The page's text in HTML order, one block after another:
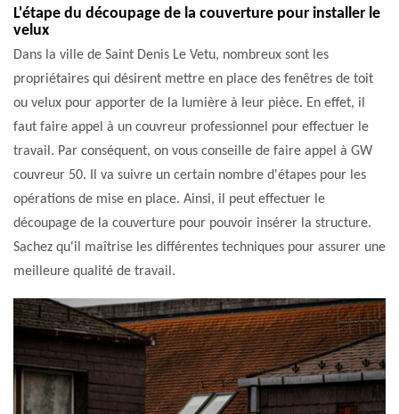
L'étape du découpage de la couverture pour installer le
velux
Dans la ville de Saint Denis Le Vetu, nombreux sont les
propriétaires qui désirent mettre en place des fenêtres de toit
ou velux pour apporter de la lumière à leur pièce. En effet, il
faut faire appel à un couvreur professionnel pour effectuer le
travail. Par conséquent, on vous conseille de faire appel à GW
couvreur 50. Il va suivre un certain nombre d'étapes pour les
opérations de mise en place. Ainsi, il peut effectuer le
découpage de la couverture pour pouvoir insérer la structure.
Sachez qu'il maîtrise les différentes techniques pour assurer une
meilleure qualité de travail.